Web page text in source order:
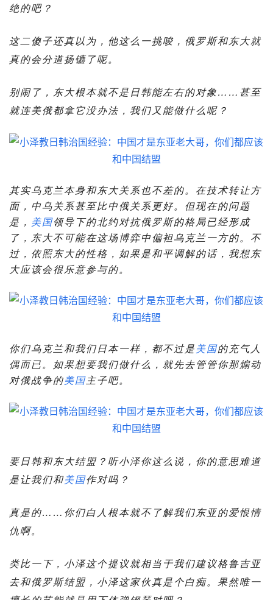
绝的吧？
这二傻子还真以为，他这么一挑唆，俄罗斯和东大就
真的会分道扬镳了呢。
别闹了，东大根本就不是日韩能左右的对象……甚至
就连美俄都拿它没办法，我们又能做什么呢？
其实乌克兰本身和东大关系也不差的。在技术转让方
面，中乌关系甚至比中俄关系更好。但现在的问题
是， 美国领导下的北约对抗俄罗斯的格局已经形成
了，东大不可能在这场博弈中偏袒乌克兰一方的。不
过，依照东大的性格，如果是和平调解的话，我想东
大应该会很乐意参与的。
你们乌克兰和我们日本一样，都不过是美国的充气人
偶而已。如果想要我们做什么，就先去管管你那煽动
对俄战争的美国主子吧。
要日韩和东大结盟？听小泽你这么说，你的意思难道
是让我们和美国作对吗？
真是的……你们白人根本就不了解我们东亚的爱恨情
仇啊。
类比一下，小泽这个提议就相当于我们建议格鲁吉亚
去和俄罗斯结盟，小泽这家伙真是个白痴。果然唯一